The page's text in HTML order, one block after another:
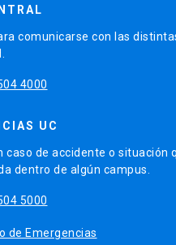
comunicarse con las
4000
UC
caso de accidente o situación
dentro de algún campus.
5000
de Emergencias